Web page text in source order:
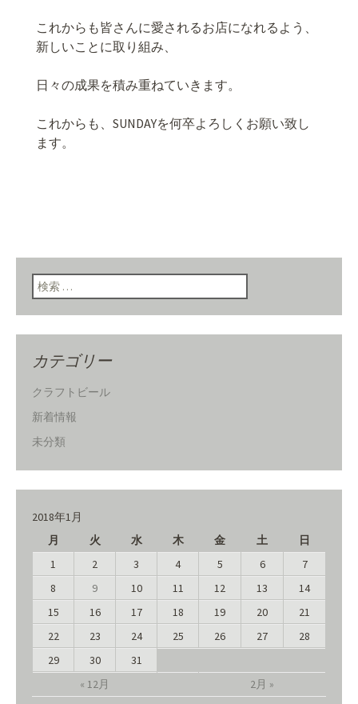
これからも皆さんに愛されるお店になれるよう、
新しいことに取り組み、
日々の成果を積み重ねていきます。
これからも、SUNDAYを何卒よろしくお願い致し
ます。
検索:
カテゴリー
クラフトビール
新着情報
未分類
2018年1月
月
火 水 木 金 土 日
« 12月 2月 »
1 2 3 4 5 6
7
8
9 10 11 12 13
14
15
16 17 18 19 20
21
22
23 24 25 26 27
28
29
30 31